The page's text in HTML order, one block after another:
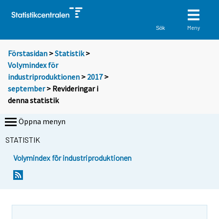
Sök Meny
Förstasidan >Statistik >
Volymindex för
industriproduktionen > 2017>
september> Revideringar i
denna statistik
Öppna menyn
STATISTIK
Volymindex för industriproduktionen